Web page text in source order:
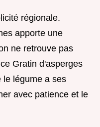
régionale.
apporte une
ne retrouve pas
Gratin d'asperges
le légume a ses
avec patience et le